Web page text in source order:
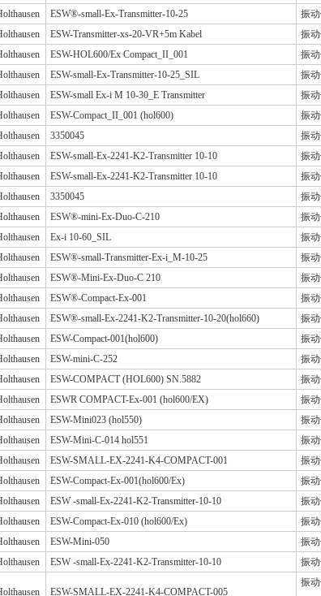
ESW®-small-Ex-Transmitter-10-25
振
ESW-Transmitter-xs-20-VR+5m Kabel
振
ESW-HOL600/Ex Compact_II_001
振
ESW-small-Ex-Transmitter-10-25_SIL
振
ESW-small Ex-i M 10-30_E Transmitter
振
ESW-Compact_II_001 (hol600)
振
3350045
振
ESW-small-Ex-2241-K2-Transmitter 10-10
振
ESW-small-Ex-2241-K2-Transmitter 10-10
振
3350045
振
ESW®-mini-Ex-Duo-C-210
振
Ex-i 10-60_SIL
振
ESW®-small-Transmitter-Ex-i_M-10-25
振
ESW®-Mini-Ex-Duo-C 210
振
ESW®-Compact-Ex-001
振
ESW®-small-Ex-2241-K2-Transmitter-10-20(hol660)
振
ESW-Compact-001(hol600)
振
ESW-mini-C-252
振
ESW-COMPACT (HOL600) SN.5882
振
ESWR COMPACT-Ex-001 (hol600/EX)
振
ESW-Mini023 (hol550)
振
ESW-Mini-C-014 hol551
振
ESW-SMALL-EX-2241-K4-COMPACT-001
振
ESW-Compact-Ex-001(hol600/Ex)
振
ESW -small-Ex-2241-K2-Transmitter-10-10
振
ESW-Compact-Ex-010 (hol600/Ex)
振
ESW-Mini-050
振
ESW -small-Ex-2241-K2-Transmitter-10-10 振
ESW-SMALL-EX-2241-K4-COMPACT-005
振